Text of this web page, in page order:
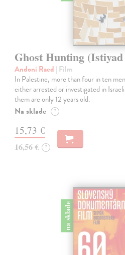
Ghost Hunting
Andoni Raed | Film
In Palestine, more than four in ten
either arrested or investigated in
them are only 12 years old.
Na sklade ?
15,73 €
16,56 € ?
na sklade